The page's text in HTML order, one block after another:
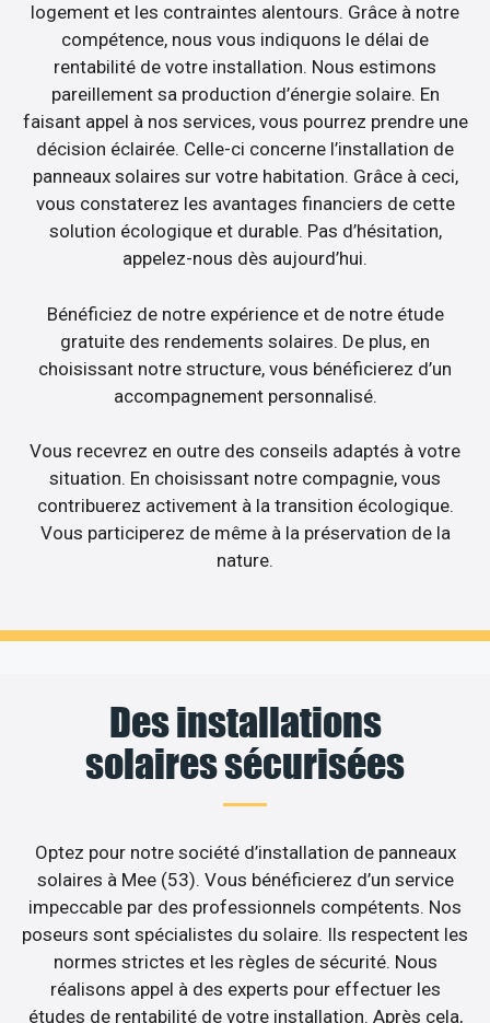
logement et les contraintes alentours. Grâce à notre
compétence, nous vous indiquons le délai de
rentabilité de votre installation. Nous estimons
pareillement sa production d’énergie solaire. En
faisant appel à nos services, vous pourrez prendre une
décision éclairée. Celle-ci concerne l’installation de
panneaux solaires sur votre habitation. Grâce à ceci,
vous constaterez les avantages financiers de cette
solution écologique et durable. Pas d’hésitation,
appelez-nous dès aujourd’hui.
Bénéficiez de notre expérience et de notre étude
gratuite des rendements solaires. De plus, en
choisissant notre structure, vous bénéficierez d’un
accompagnement personnalisé.
Vous recevrez en outre des conseils adaptés à votre
situation. En choisissant notre compagnie, vous
contribuerez activement à la transition écologique.
Vous participerez de même à la préservation de la
nature.
Des installations
solaires sécurisées
Optez pour notre société d’installation de panneaux
solaires à Mee (53). Vous bénéficierez d’un service
impeccable par des professionnels compétents. Nos
poseurs sont spécialistes du solaire. Ils respectent les
normes strictes et les règles de sécurité. Nous
réalisons appel à des experts pour effectuer les
études de rentabilité de votre installation. Après cela,